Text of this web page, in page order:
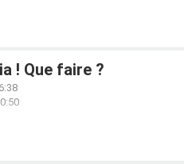
! Que faire ?